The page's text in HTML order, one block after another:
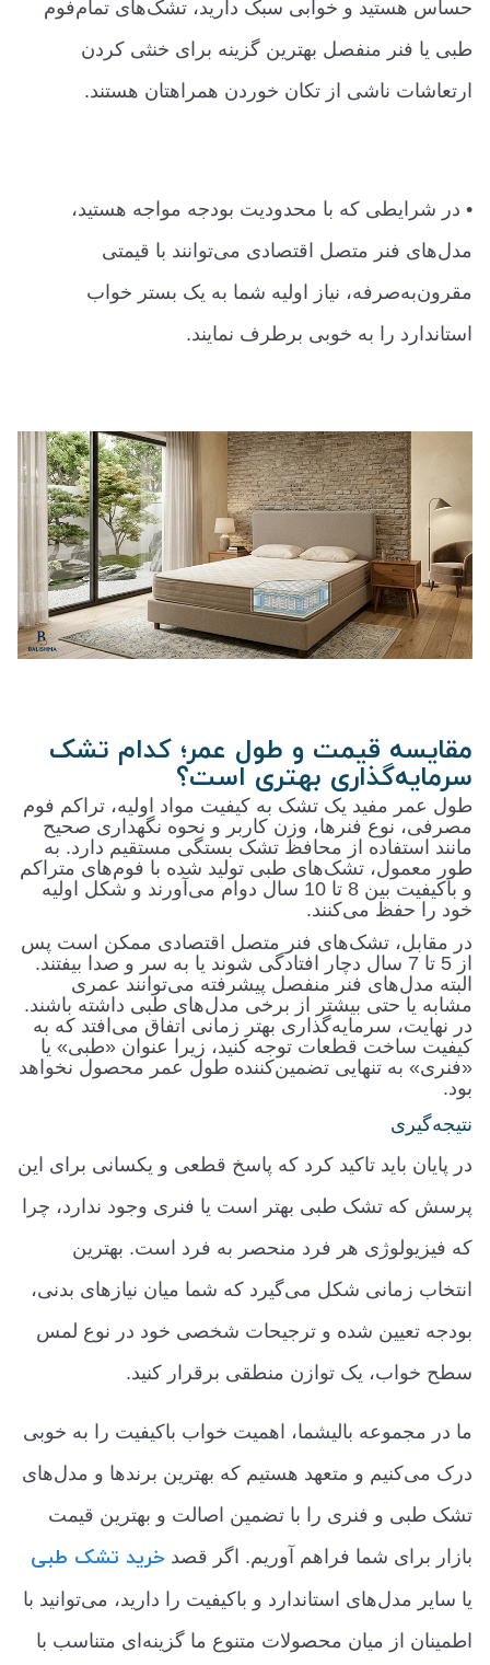
حساس هستید و خوابی سبک دارید، تشک‌های تمام‌فوم
طبی یا فنر منفصل بهترین گزینه برای خنثی کردن
ارتعاشات ناشی از تکان خوردن همراهتان هستند.
• در شرایطی که با محدودیت بودجه مواجه هستید،
مدل‌های فنر متصل اقتصادی می‌توانند با قیمتی
مقرون‌به‌صرفه، نیاز اولیه شما به یک بستر خواب
استاندارد را به خوبی برطرف نمایند.
مقایسه قیمت و طول عمر؛ کدام تشک
سرمایه‌گذاری بهتری است؟
طول عمر مفید یک تشک به کیفیت مواد اولیه، تراکم فوم
مصرفی، نوع فنرها، وزن کاربر و نحوه نگهداری صحیح
مانند استفاده از محافظ تشک بستگی مستقیم دارد. به
طور معمول، تشک‌های طبی تولید شده با فوم‌های متراکم
و باکیفیت بین 8 تا 10 سال دوام می‌آورند و شکل اولیه
خود را حفظ می‌کنند.
در مقابل، تشک‌های فنر متصل اقتصادی ممکن است پس
از 5 تا 7 سال دچار افتادگی شوند یا به سر و صدا بیفتند.
البته مدل‌های فنر منفصل پیشرفته می‌توانند عمری
مشابه یا حتی بیشتر از برخی مدل‌های طبی داشته باشند.
در نهایت، سرمایه‌گذاری بهتر زمانی اتفاق می‌افتد که به
کیفیت ساخت قطعات توجه کنید، زیرا عنوان «طبی» یا
«فنری» به تنهایی تضمین‌کننده طول عمر محصول نخواهد
بود.
نتیجه‌گیری
در پایان باید تاکید کرد که پاسخ قطعی و یکسانی برای این
پرسش که تشک طبی بهتر است یا فنری وجود ندارد، چرا
که فیزیولوژی هر فرد منحصر به فرد است. بهترین
انتخاب زمانی شکل می‌گیرد که شما میان نیازهای بدنی،
بودجه تعیین شده و ترجیحات شخصی خود در نوع لمس
سطح خواب، یک توازن منطقی برقرار کنید.
ما در مجموعه بالیشما، اهمیت خواب باکیفیت را به خوبی
درک می‌کنیم و متعهد هستیم که بهترین برندها و مدل‌های
تشک طبی و فنری را با تضمین اصالت و بهترین قیمت
بازار برای شما فراهم آوریم. اگر قصد خرید تشک طبی
یا سایر مدل‌های استاندارد و باکیفیت را دارید، می‌توانید با
اطمینان از میان محصولات متنوع ما گزینه‌ای متناسب با